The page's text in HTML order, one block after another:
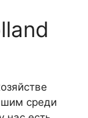
среди